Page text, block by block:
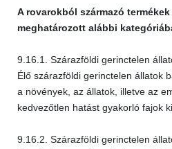
A rovarokból származó
meghatározott alábbi
9.16.1. Szárazföldi gerinctelen
Élő szárazföldi gerinctelen állatok
a növények, az állatok, illetve az
kedvezőtlen hatást gyakorló fajok
9.16.2. Szárazföldi gerinctelen